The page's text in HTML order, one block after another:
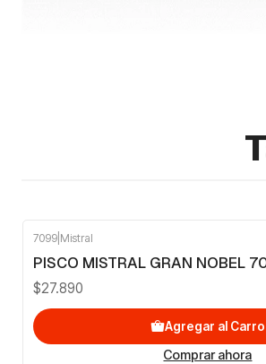
7099 Mistral
PISCO MISTRAL GRAN NOBEL
$27.890
Agregar al Carro
Comprar ahora